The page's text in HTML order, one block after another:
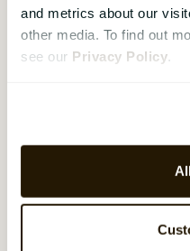
and metrics about our
other media. To find out
see our Privacy Policy.